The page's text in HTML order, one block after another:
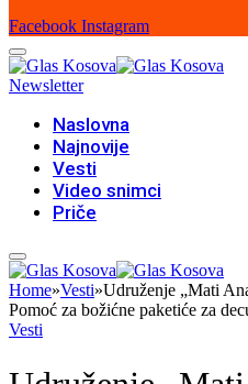
Facebook Instagram
Newsletter
Naslovna
Najnovije
Vesti
Video snimci
Priče
Home»Vesti»Udruženje „Mati
Pomoć za božićne paketiće za
Vesti